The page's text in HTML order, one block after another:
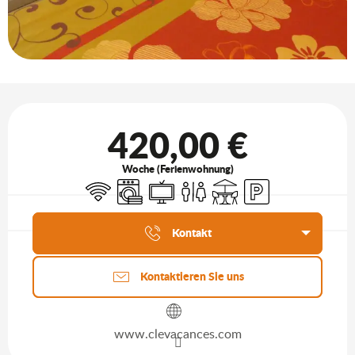
420,00 €
Woche (Ferienwohnung)
Wi-Fi Waschmaschine
FernsehenToilettenTerrasseParkplatz
Aktuelle Agenda
Kontakt
Kontaktieren Sie uns
www.clevacances.com